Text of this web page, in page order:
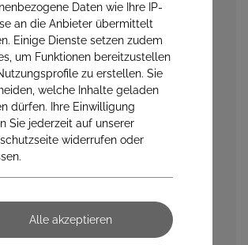
Daten wie Ihre IP-
an die Anbieter übermittelt
Einige Dienste setzen zudem
um Funktionen bereitzustellen
zu erstellen. Sie
welche Inhalte geladen
dürfen. Ihre Einwilligung
Sie jederzeit auf unserer
widerrufen oder